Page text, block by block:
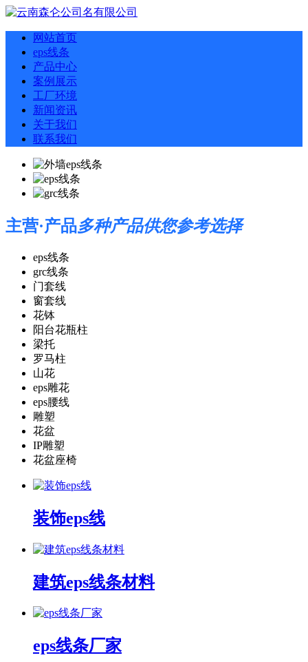
网站首页
eps线条
产品中心
案例展示
工厂环境
新闻资讯
关于我们
联系我们
主营·产品多种产品供您参考选择
eps线条
grc线条
门套线
窗套线
花钵
阳台花瓶柱
梁托
罗马柱
山花
eps雕花
eps腰线
雕塑
花盆
IP雕塑
花盆座椅
装饰eps线
建筑eps线条材料
eps线条厂家